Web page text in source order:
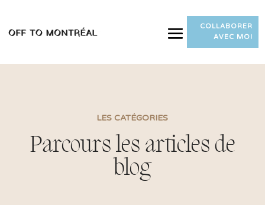
COLLABORER
AVEC MOI
LES CATÉGORIES
Parcours les articles de
blog